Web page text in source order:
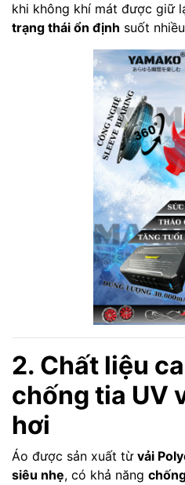
khi không khí mát được giữ
trạng thái ổn định suốt
2. Chất liệu
chống tia UV
hơi
Áo được sản xuất từ vải
siêu nhẹ, có khả năng